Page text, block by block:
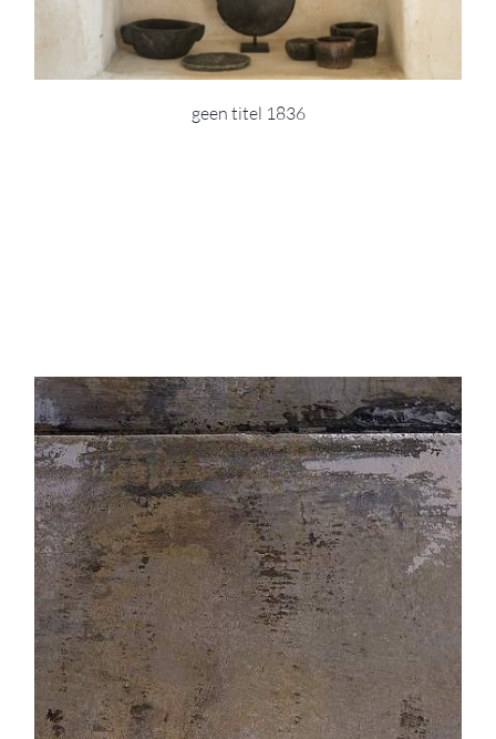
geen titel 1836